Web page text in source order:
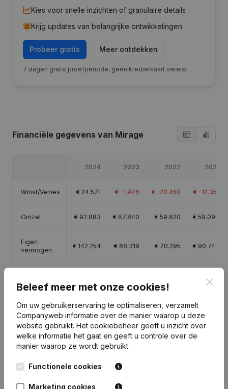
Kies voor snelle inzichten of granulaire details
Krijg updates van belangrijke ontwikkelingen
Probeer gratis Meer ontdekken
7 dagen gratis proefperiode, geen kredietkaart vereist.
Financiële gegevens van Mirage
2024 2023 2022 2021
Winst/Verlies € 24.571 € -1.976 € -20.450 € -12.351
Omzet € 92.883 € 67.840 € 59.820 € 59.096
Eigen
vermogen
€ 142.254 € 68.319 € 70.295 € 90.747
Publicatiesvan Mirage
Datum Publicatie
Beleef meer met onze cookies!
Om uw gebruikerservaring te optimaliseren, verzamelt
Companyweb informatie over de manier waarop u deze
website gebruikt. Het cookiebeheer geeft u inzicht over
welke informatie het gaat en geeft u controle over de
manier waarop ze wordt gebruikt.
Functionele cookies
Marketing cookies